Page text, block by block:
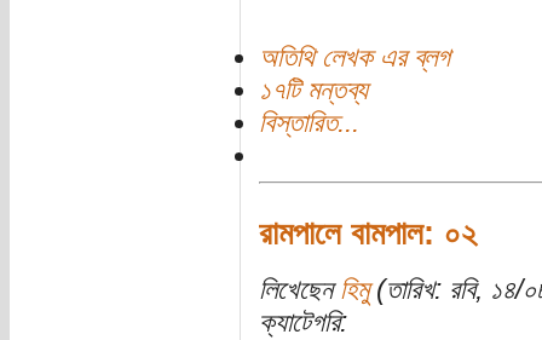
অতিথি লেখক এর ব্লগ
১৭টি মন্তব্য
বিস্তারিত...
রামপালে বামপাল: ০২
লিখেছেনহিমু(তারিখ: রবি, ১৪/
ক্যাটেগরি: